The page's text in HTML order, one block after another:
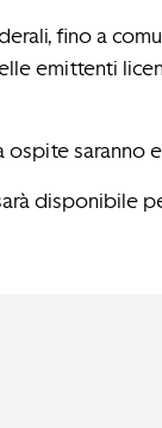
fino a
emittenti
ospite
disponibile